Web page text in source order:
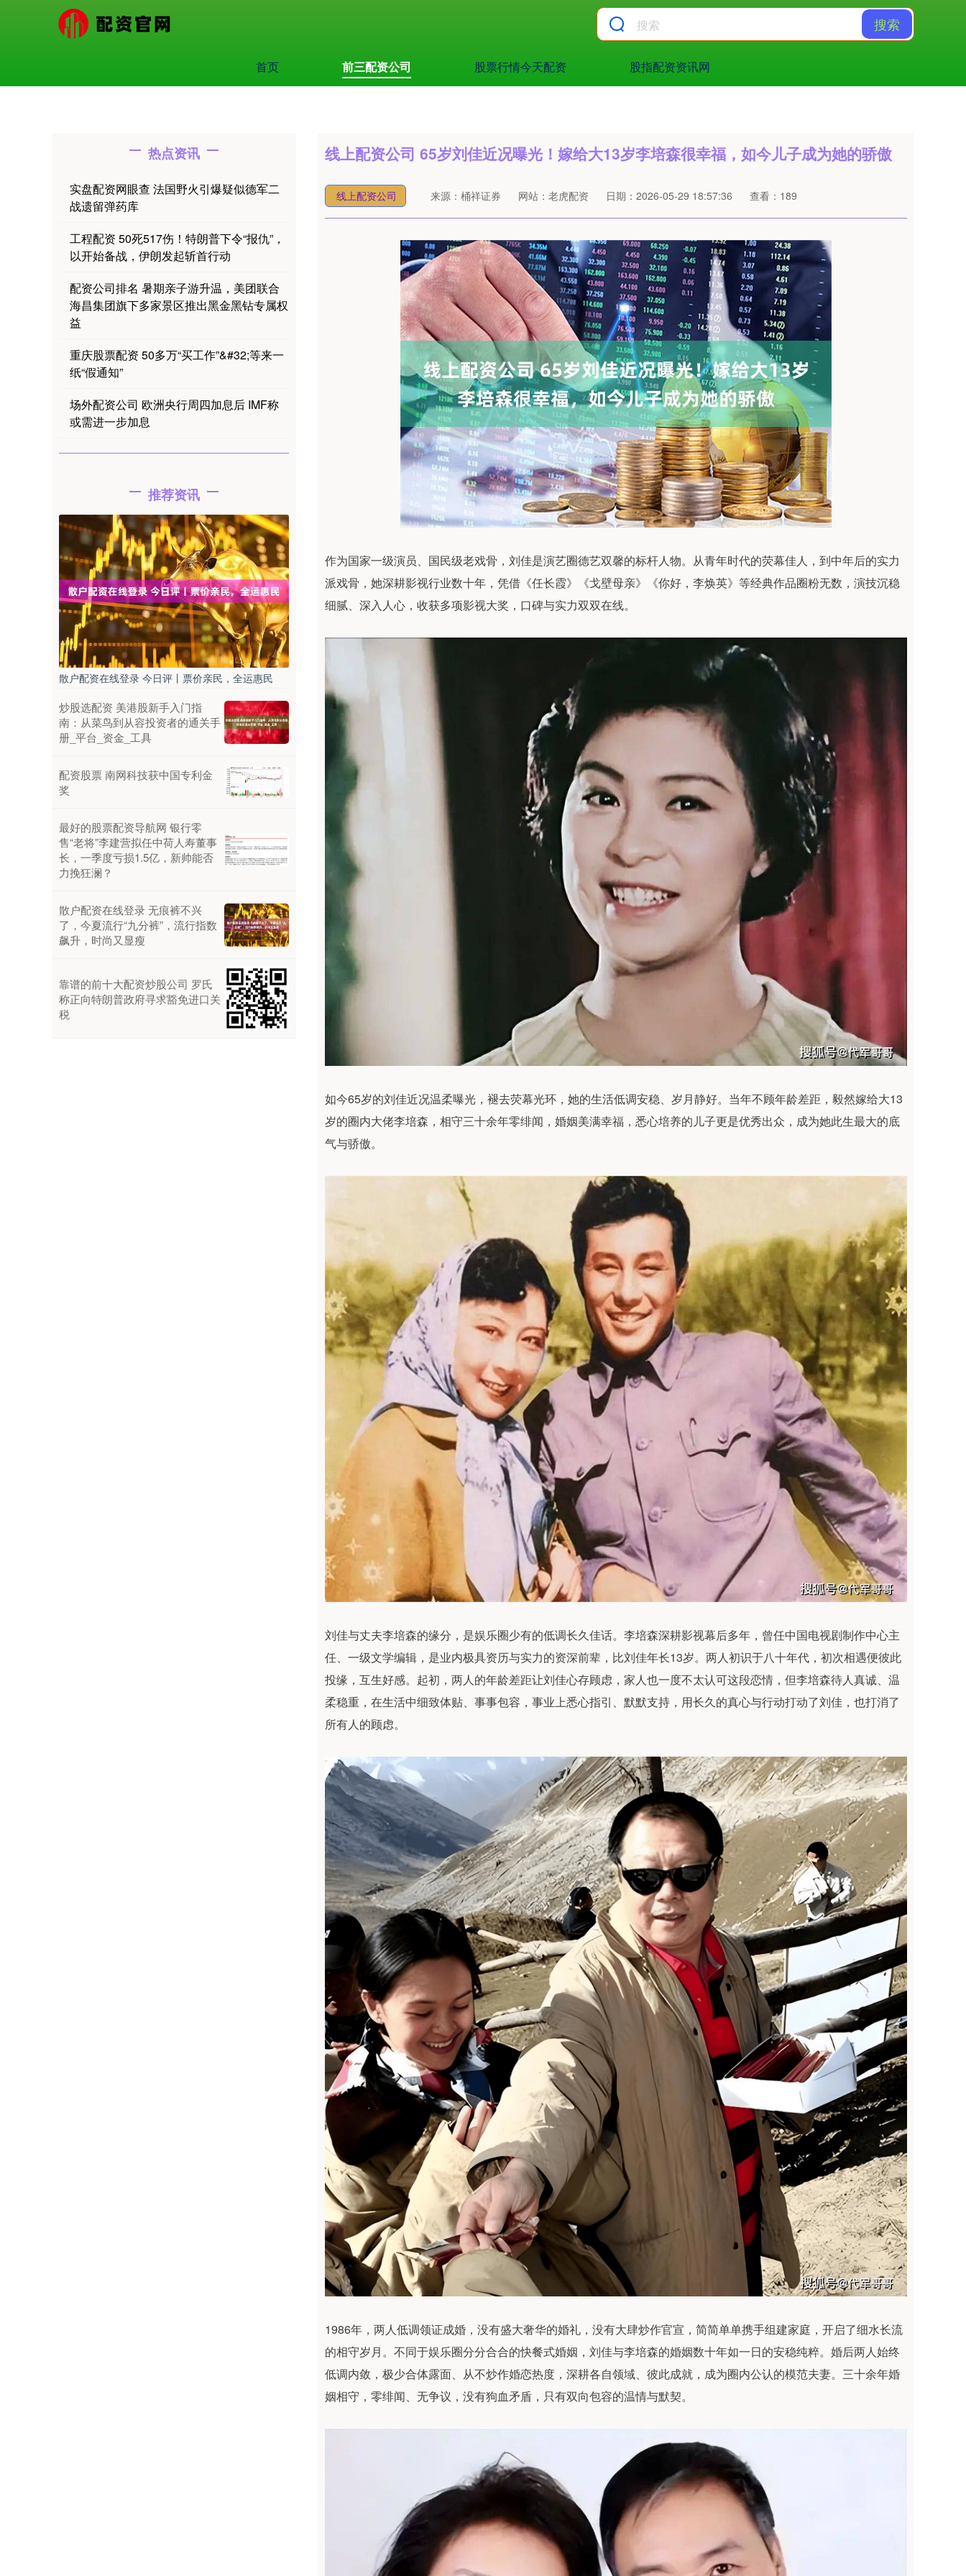
搜索
首页 前三配资公司 股票行情今天配资 股指配资资讯网
线上配资公司 65岁刘佳近况曝光！嫁给大13岁李培森很幸福，如今儿子成为她的骄傲
线上配资公司 来源：桶祥证券 网站：老虎配资 日期：2026-05-29 18:57:36 查看：189
作为国家一级演员、国民级老戏骨，刘佳是演艺圈德艺双馨的标杆人物。从青年时代的荧幕佳人，到中年后的实力
派戏骨，她深耕影视行业数十年，凭借《任长霞》《戈壁母亲》《你好，李焕英》等经典作品圈粉无数，演技沉稳
细腻、深入人心，收获多项影视大奖，口碑与实力双双在线。
如今65岁的刘佳近况温柔曝光，褪去荧幕光环，她的生活低调安稳、岁月静好。当年不顾年龄差距，毅然嫁给大13
岁的圈内大佬李培森，相守三十余年零绯闻，婚姻美满幸福，悉心培养的儿子更是优秀出众，成为她此生最大的底
气与骄傲。
刘佳与丈夫李培森的缘分，是娱乐圈少有的低调长久佳话。李培森深耕影视幕后多年，曾任中国电视剧制作中心主
任、一级文学编辑，是业内极具资历与实力的资深前辈，比刘佳年长13岁。两人初识于八十年代，初次相遇便彼此
投缘，互生好感。起初，两人的年龄差距让刘佳心存顾虑，家人也一度不太认可这段恋情，但李培森待人真诚、温
柔稳重，在生活中细致体贴、事事包容，事业上悉心指引、默默支持，用长久的真心与行动打动了刘佳，也打消了
所有人的顾虑。
1986年，两人低调领证成婚，没有盛大奢华的婚礼，没有大肆炒作官宣，简简单单携手组建家庭，开启了细水长流
的相守岁月。不同于娱乐圈分分合合的快餐式婚姻，刘佳与李培森的婚姻数十年如一日的安稳纯粹。婚后两人始终
低调内敛，极少合体露面、从不炒作婚恋热度，深耕各自领域、彼此成就，成为圈内公认的模范夫妻。三十余年婚
姻相守，零绯闻、无争议，没有狗血矛盾，只有双向包容的温情与默契。
热点资讯
实盘配资网眼查 法国野火引爆疑似德军二
战遗留弹药库
工程配资 50死517伤！特朗普下令“报仇”，
以开始备战，伊朗发起斩首行动
配资公司排名 暑期亲子游升温，美团联合
海昌集团旗下多家景区推出黑金黑钻专属权
益
重庆股票配资 50多万“买工作”&#32;等来一
纸“假通知”
场外配资公司 欧洲央行周四加息后 IMF称
或需进一步加息
推荐资讯
散户配资在线登录 今日评丨票价亲民，全运惠民
炒股选配资 美港股新手入门指
南：从菜鸟到从容投资者的通关手
册_平台_资金_工具
配资股票 南网科技获中国专利金
奖
最好的股票配资导航网 银行零
售“老将”李建营拟任中荷人寿董事
长，一季度亏损1.5亿，新帅能否
力挽狂澜？
散户配资在线登录 无痕裤不兴
了，今夏流行“九分裤”，流行指数
飙升，时尚又显瘦
靠谱的前十大配资炒股公司 罗氏
称正向特朗普政府寻求豁免进口关
税